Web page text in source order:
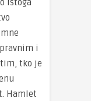
istoga
i
tko je
Hamlet